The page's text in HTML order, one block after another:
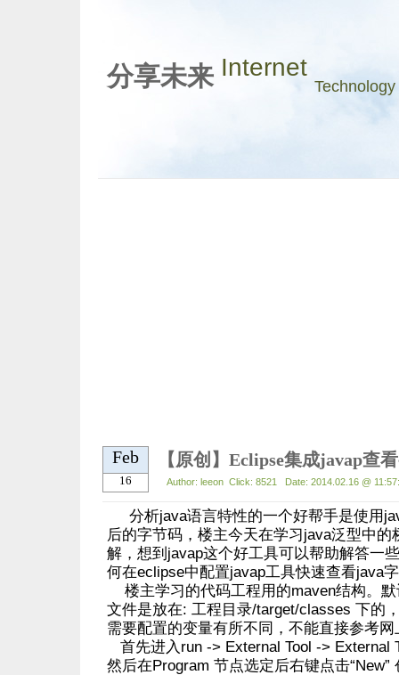
分享未来 Internet
Technology
Feb
16
【原创】Eclipse集成javap查
Author: leeon Click: 8521 Date: 2014.02.16 @
分析java语言特性的一个好帮手是使用
后的字节码，楼主今天在学习java泛型中的
解，想到javap这个好工具可以帮助解答一
何在eclipse中配置javap工具快速查看java
楼主学习的代码工程用的maven结构。
文件是放在: 工程目录/target/classes 下的
需要配置的变量有所不同，不能直接参考
首先进入run -> External Tool -> External
然后在Program 节点选定后右键点击“New”